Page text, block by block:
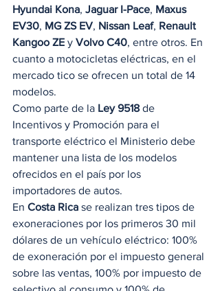
Hyundai Kona, Jaguar I-Pace, Maxus
EV30, MG ZS EV, Nissan Leaf, Renault
Kangoo ZE y Volvo C40, entre otros. En
cuanto a motocicletas eléctricas, en el
mercado tico se ofrecen un total de 14
modelos.
Como parte de la Ley 9518 de
Incentivos y Promoción para el
transporte eléctrico el Ministerio debe
mantener una lista de los modelos
ofrecidos en el país por los
importadores de autos.
En Costa Rica se realizan tres tipos de
exoneraciones por los primeros 30 mil
dólares de un vehículo eléctrico: 100%
de exoneración por el impuesto general
sobre las ventas, 100% por impuesto de